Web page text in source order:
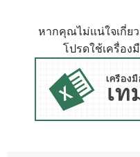
หากคุณไม่แน่ใจเกี่ย
โปรดใช้เครื่อง